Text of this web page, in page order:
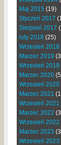
Maj 2015 (19)
Styczeń 2017
Sierpień 2017
luty 2018 (25)
Wrzesień 2018
Marzec 2019
Wrzesień 2019
Marzec 2020
Wrzesień 2020
Marzec 2021
Wrzesień 2021
Marzec 2022
Wrzesień 2022
Marzec 2023
Wrzesień 2023